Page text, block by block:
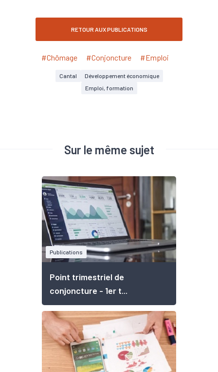
RETOUR AUX PUBLICATIONS
#Chômage #Conjoncture #Emploi
Cantal
Développement économique
Emploi, formation
Sur le même sujet
Publications
Point trimestriel de
conjoncture - 1er t...